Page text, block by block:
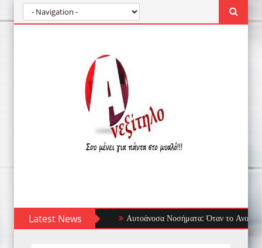
Latest News Αυτοάνοσα Νοσήματα: Όταν το